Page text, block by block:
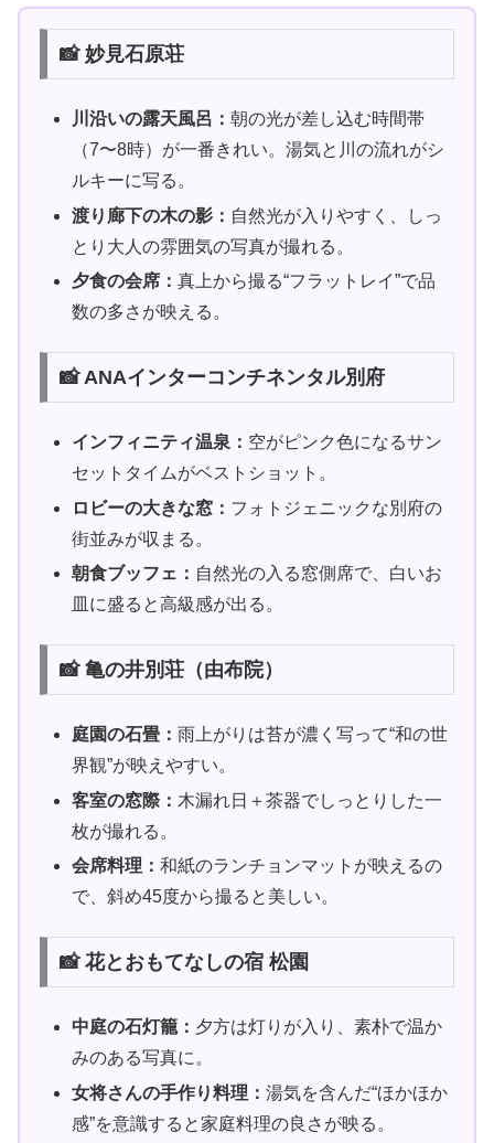
📸 妙見石原荘
川沿いの露天風呂：朝の光が差し込む時間帯
（7〜8時）が一番きれい。湯気と川の流れがシ
ルキーに写る。
渡り廊下の木の影： 自然光が入りやすく、しっ
とり大人の雰囲気の写真が撮れる。
夕食の会席：真上から撮る“フラットレイ”で品
数の多さが映える。
📸 ANAインターコンチネンタル別府
インフィニティ温泉： 空がピンク色になるサン
セットタイムがベストショット。
ロビーの大きな窓： フォトジェニックな別府の
街並みが収まる。
朝食ブッフェ： 自然光の入る窓側席で、白いお
皿に盛ると高級感が出る。
📸 亀の井別荘（由布院）
庭園の石畳：雨上がりは苔が濃く写って“和の世
界観”が映えやすい。
客室の窓際： 木漏れ日＋茶器でしっとりした一
枚が撮れる。
会席料理：和紙のランチョンマットが映えるの
で、斜め45度から撮ると美しい。
📸 花とおもてなしの宿 松園
中庭の石灯籠： 夕方は灯りが入り、素朴で温か
みのある写真に。
女将さんの手作り料理：湯気を含んだ“ほかほか
感”を意識すると家庭料理の良さが映る。